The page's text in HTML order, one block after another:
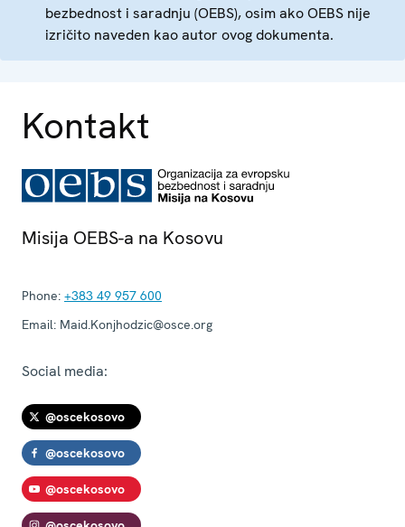
bezbednost i saradnju (OEBS), osim ako OEBS nije
izričito naveden kao autor ovog dokumenta.
Kontakt
Misija OEBS-a na Kosovu
Phone: +383 49 957 600
Email: Maid.Konjhodzic@osce.org
Social media:
@oscekosovo
@oscekosovo
@oscekosovo